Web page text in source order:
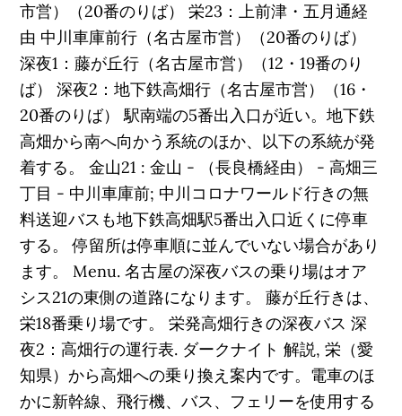
市営）（20番のりば） 栄23：上前津・五月通経
由 中川車庫前行（名古屋市営）（20番のりば）
深夜1：藤が丘行（名古屋市営）（12・19番のり
ば） 深夜2：地下鉄高畑行（名古屋市営）（16・
20番のりば） 駅南端の5番出入口が近い。地下鉄
高畑から南へ向かう系統のほか、以下の系統が発
着する。 金山21 : 金山 - （長良橋経由） - 高畑三
丁目 - 中川車庫前; 中川コロナワールド行きの無
料送迎バスも地下鉄高畑駅5番出入口近くに停車
する。 停留所は停車順に並んでいない場合があり
ます。 Menu. 名古屋の深夜バスの乗り場はオア
シス21の東側の道路になります。 藤が丘行きは、
栄18番乗り場です。 栄発高畑行きの深夜バス 深
夜2：高畑行の運行表. ダークナイト 解説, 栄（愛
知県）から高畑への乗り換え案内です。電車のほ
かに新幹線、飛行機、バス、フェリーを使用する